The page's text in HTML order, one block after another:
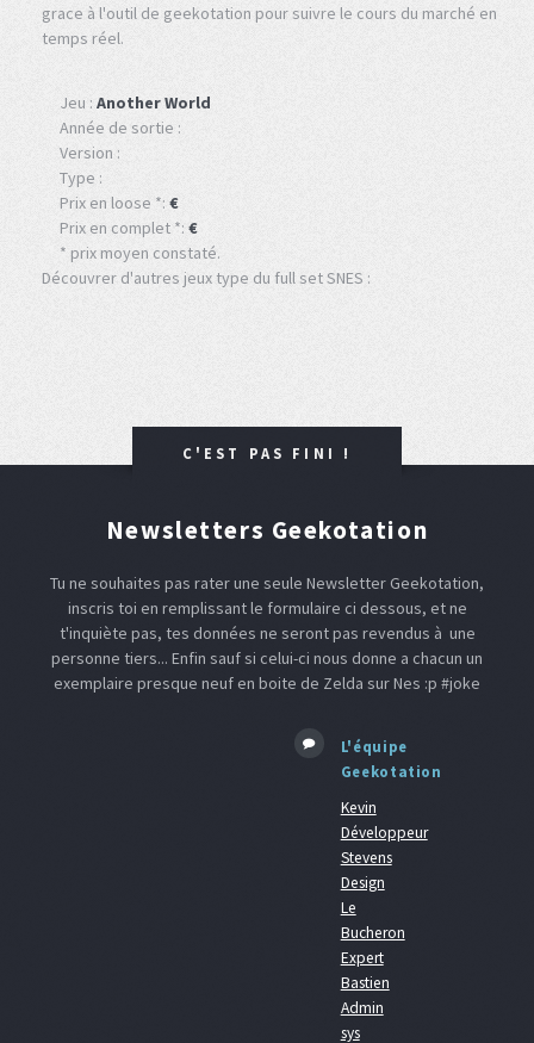
grace à l'outil de geekotation pour suivre le cours du marché en
temps réel.
Jeu : Another World
Année de sortie :
Version :
Type :
Prix en loose *: €
Prix en complet *: €
* prix moyen constaté.
Découvrer d'autres jeux type du full set SNES :
C'EST PAS FINI !
Newsletters Geekotation
Tu ne souhaites pas rater une seule Newsletter Geekotation,
inscris toi en remplissant le formulaire ci dessous, et ne
t'inquiète pas, tes données ne seront pas revendus à une
personne tiers... Enfin sauf si celui-ci nous donne a chacun un
exemplaire presque neuf en boite de Zelda sur Nes :p #joke
L'équipe
Geekotation
Kevin
Développeur
Stevens
Design
Le
Bucheron
Expert
Bastien
Admin
sys